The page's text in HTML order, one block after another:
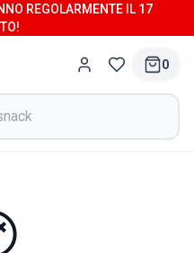
REGOLARMENTE IL 17
0